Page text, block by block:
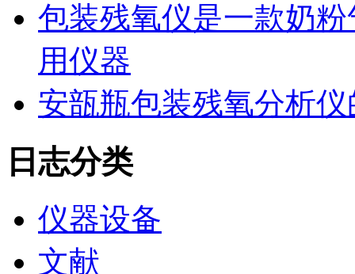
包装残氧仪是一款奶
用仪器
安瓿瓶包装残氧分析
日志分类
仪器设备
文献